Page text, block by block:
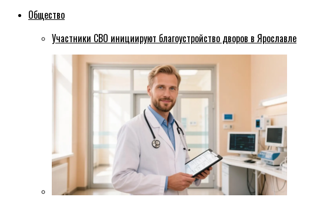
Общество
Участники СВО инициируют благоустройство дворов в Ярославле